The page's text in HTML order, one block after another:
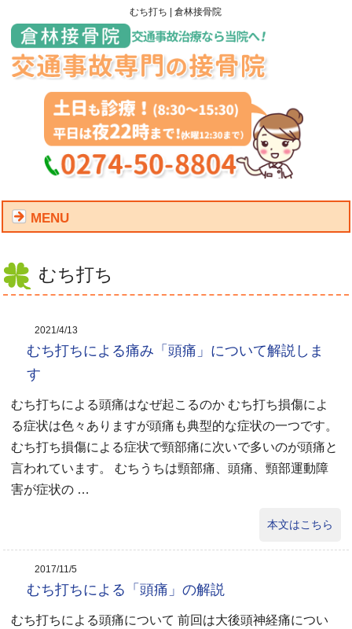
むち打ち | 倉林接骨院
MENU
むち打ち
2021/4/13
むち打ちによる痛み「頭痛」について解説しま
す
むち打ちによる頭痛はなぜ起こるのか むち打ち損傷によ
る症状は色々ありますが頭痛も典型的な症状の一つです。
むち打ち損傷による症状で頸部痛に次いで多いのが頭痛と
言われています。 むちうちは頸部痛、頭痛、頸部運動障
害が症状の …
本文はこちら
2017/11/5
むち打ちによる「頭痛」の解説
むち打ちによる頭痛について 前回は大後頭神経痛につい